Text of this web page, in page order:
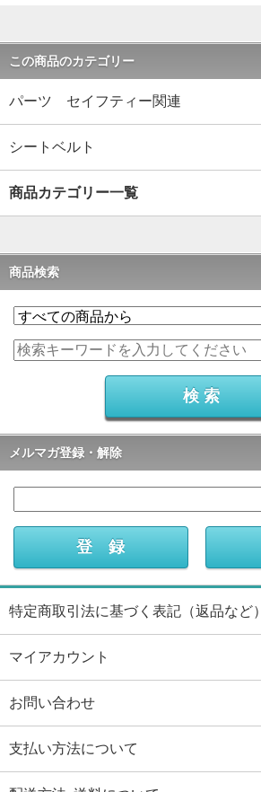
この商品のカテゴリー
パーツ セイフティー関連
シートベルト
商品カテゴリー一覧
商品検索
メルマガ登録・解除
特定商取引法に基づく表記（返品など）
マイアカウント
お問い合わせ
支払い方法について